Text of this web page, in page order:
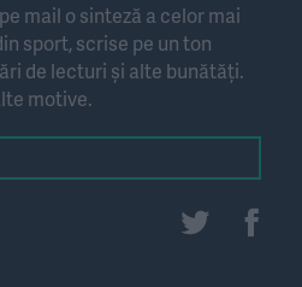
mail o sinteză a celor mai
sport, scrise pe un ton
de lecturi și alte bunătăți.
motive.